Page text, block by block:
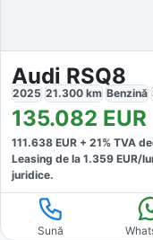
Audi RSQ8
2025 21.300 km Benzină
135.082 EUR
111.638 EUR + 21% TVA
Leasing de la 1.359 EUR/
juridice.
Sună